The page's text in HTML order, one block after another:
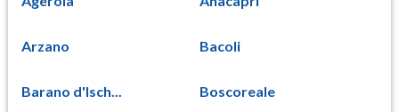
Arzano Bacoli
Barano d'Isch... Boscoreale